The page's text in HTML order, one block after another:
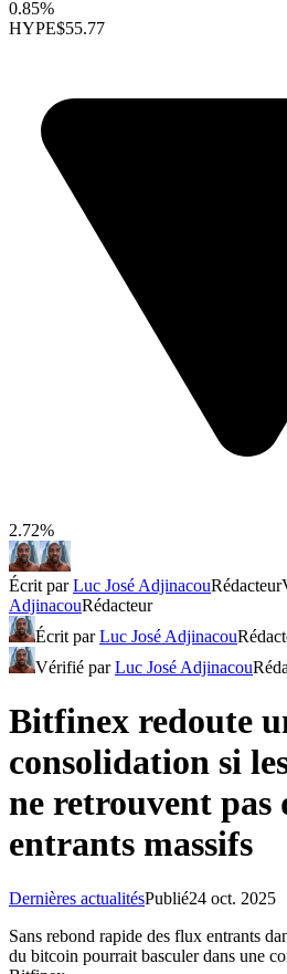
0.85%
HYPE$55.77
2.72%
Écrit parLuc José AdjinacouRédacteur
AdjinacouRédacteur
Écrit parLuc José Adjinacou
Vérifié parLuc José Adjinacou
Bitfinex redoute
consolidation si
ne retrouvent pas
entrants massifs
Dernières actualitésPublié24 oct. 2025
Sans rebond rapide des flux entrants
du bitcoin pourrait basculer dans une